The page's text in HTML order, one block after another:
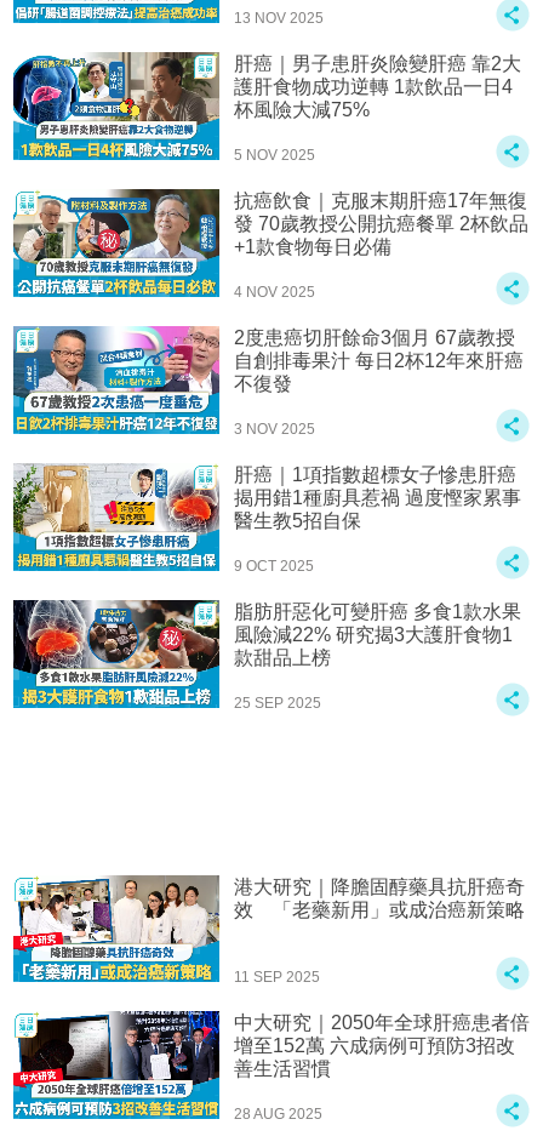
13 NOV 2025
肝癌｜男子患肝炎險變肝癌 靠2大
護肝食物成功逆轉 1款飲品一日4
杯風險大減75%
5 NOV 2025
抗癌飲食｜克服末期肝癌17年無復
發 70歲教授公開抗癌餐單 2杯飲品
+1款食物每日必備
4 NOV 2025
2度患癌切肝餘命3個月 67歲教授
自創排毒果汁 每日2杯12年來肝癌
不復發
3 NOV 2025
肝癌｜1項指數超標女子慘患肝癌
揭用錯1種廚具惹禍 過度慳家累事
醫生教5招自保
9 OCT 2025
脂肪肝惡化可變肝癌 多食1款水果
風險減22% 研究揭3大護肝食物1
款甜品上榜
25 SEP 2025
港大研究｜降膽固醇藥具抗肝癌奇
效 「老藥新用」或成治癌新策略
11 SEP 2025
中大研究｜2050年全球肝癌患者倍
增至152萬 六成病例可預防3招改
善生活習慣
28 AUG 2025